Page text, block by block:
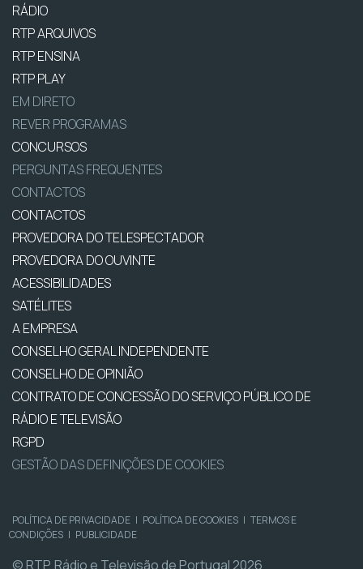
RÁDIO
RTP ARQUIVOS
RTP ENSINA
RTP PLAY
EM DIRETO
REVER PROGRAMAS
CONCURSOS
PERGUNTAS FREQUENTES
CONTACTOS
CONTACTOS
PROVEDORA DO TELESPECTADOR
PROVEDORA DO OUVINTE
ACESSIBILIDADES
SATÉLITES
A EMPRESA
CONSELHO GERAL INDEPENDENTE
CONSELHO DE OPINIÃO
CONTRATO DE CONCESSÃO DO SERVIÇO PÚBLICO DE
RÁDIO E TELEVISÃO
RGPD
GESTÃO DAS DEFINIÇÕES DE COOKIES
POLÍTICA DE PRIVACIDADE | POLÍTICA DE COOKIES | TERMOS E
CONDIÇÕES | PUBLICIDADE
© RTP, Rádio e Televisão de Portugal 2026